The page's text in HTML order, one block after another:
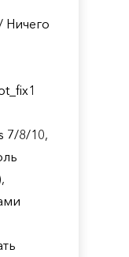
Ничего
7/8/10,